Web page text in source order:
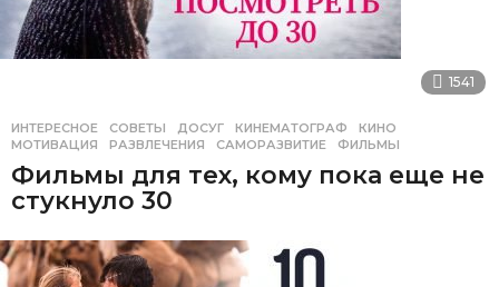
1541
ИНТЕРЕСНОЕ ,СОВЕТЫ ДОСУГ ,КИНЕМАТОГРАФ ,КИНО
МОТИВАЦИЯ
,РАЗВЛЕЧЕНИЯ ,САМОРАЗВИТИЕ ,ФИЛЬМЫ
Фильмы для тех, кому пока еще не
стукнуло 30